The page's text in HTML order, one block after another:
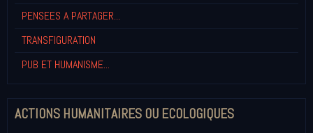
PENSEES A PARTAGER...
TRANSFIGURATION
PUB ET HUMANISME...
ACTIONS HUMANITAIRES OU ECOLOGIQUES